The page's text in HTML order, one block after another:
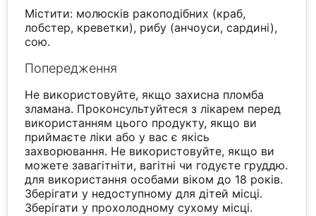
Містити: молюсків ракоподібних (краб,
лобстер, креветки), рибу (анчоуси, сардині),
сою.
Попередження
Не використовуйте, якщо захисна пломба
зламана. Проконсультуйтеся з лікарем перед
використанням цього продукту, якщо ви
приймаєте ліки або у вас є якісь
захворювання. Не використовуйте, якщо ви
можете завагітніти, вагітні чи годуєте груддю.
для використання особами віком до 18 років.
Зберігати у недоступному для дітей місці.
Зберігати у прохолодному сухому місці.